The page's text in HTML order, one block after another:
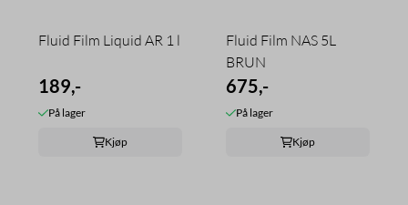
Fluid Film Liquid AR 1 l
189,-
På lager
Kjøp
Fluid Film NAS 5L
BRUN
675,-
På lager
Kjøp